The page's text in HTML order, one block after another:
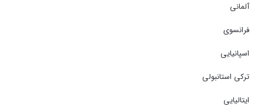
آلمانی
فرانسوی
اسپانیایی
ترکی استانبولی
ایتالیایی